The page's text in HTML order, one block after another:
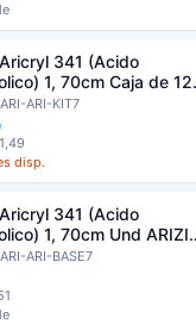
341 (Acido
1, 70cm Caja de 12
Aguja de 1/2 Circulo
36mm
ARI-KIT7
disp.
341 (Acido
1, 70cm Und ARIZI
1/2 Circulo Punta
ARI-BASE7